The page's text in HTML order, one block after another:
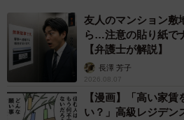
むぎゅっ
友人のマンション敷
ら…注意の貼り紙で
【弁護士が解説】
長澤 芳子
2026.08.07
【漫画】「高い家
い？」高級レジデン